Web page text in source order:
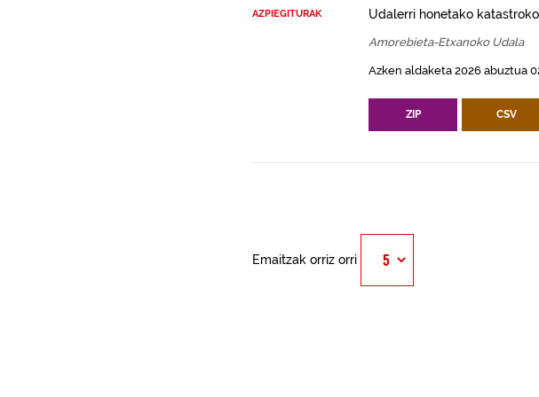
AZPIEGITURAK
Udalerri honetako
Amorebieta-Etxanoko Udala
Azken aldaketa 2026 abuztua
ZIP CSV
Emaitzak orriz orri